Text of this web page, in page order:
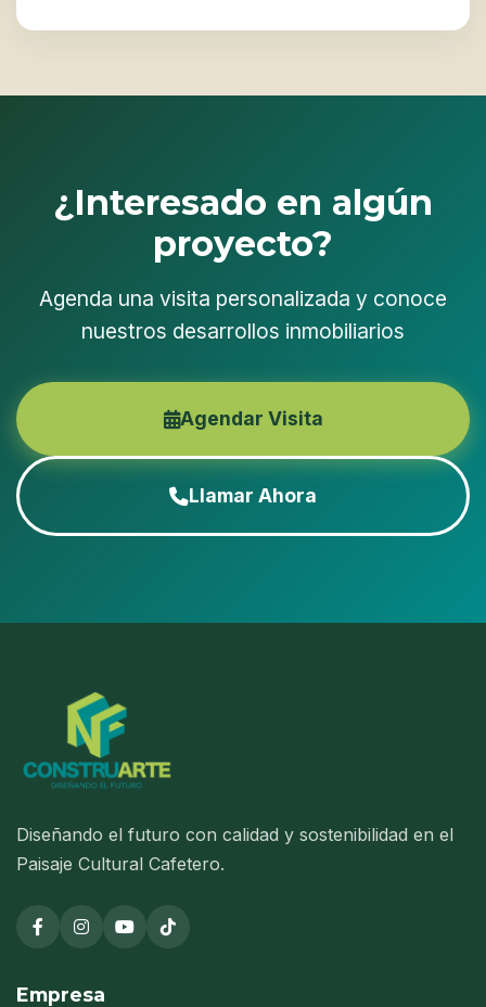
¿Interesado en algún
proyecto?
Agenda una visita personalizada y conoce
nuestros desarrollos inmobiliarios
Agendar Visita
Llamar Ahora
Diseñando el futuro con calidad y sostenibilidad en el
Paisaje Cultural Cafetero.
Empresa